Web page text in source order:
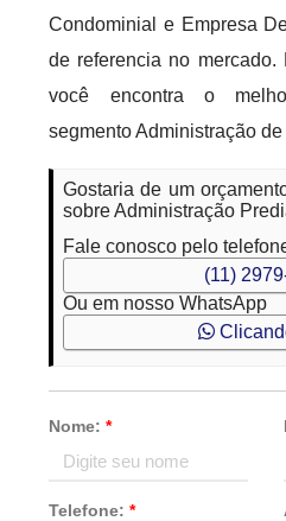
Condominial e Empresa
de referencia no mercado.
você encontra o
segmento Administração
Gostaria de um
sobre Administração
Fale conosco pelo
(11)
Ou em nosso WhatsApp
Nome:*
Telefone:*